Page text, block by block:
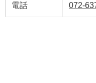
電話 072-